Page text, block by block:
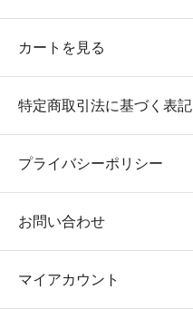
カートを見る
特定商取引法に基づく表記
プライバシーポリシー
お問い合わせ
マイアカウント